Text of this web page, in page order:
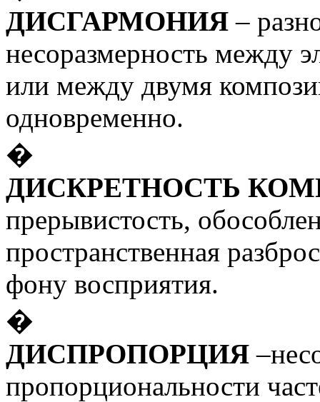
ДИСГАРМОНИЯ –
несоразмерность между
или между двумя
одновременно.
�
ДИСКРЕТНОСТЬ
прерывистость,
пространственная
фону восприятия.
�
ДИСПРОПОРЦИЯ
пропорциональности